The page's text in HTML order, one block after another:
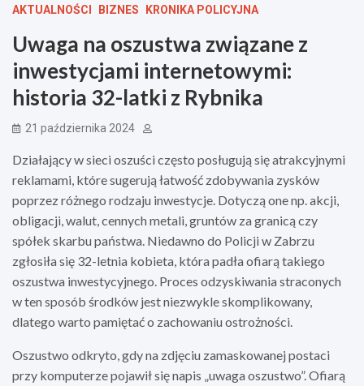
AKTUALNOŚCI BIZNES KRONIKA POLICYJNA
Uwaga na oszustwa związane z
inwestycjami internetowymi:
historia 32-latki z Rybnika
21 października 2024
Działający w sieci oszuści często posługują się atrakcyjnymi
reklamami, które sugerują łatwość zdobywania zysków
poprzez różnego rodzaju inwestycje. Dotyczą one np. akcji,
obligacji, walut, cennych metali, gruntów za granicą czy
spółek skarbu państwa. Niedawno do Policji w Zabrzu
zgłosiła się 32-letnia kobieta, która padła ofiarą takiego
oszustwa inwestycyjnego. Proces odzyskiwania straconych
w ten sposób środków jest niezwykle skomplikowany,
dlatego warto pamiętać o zachowaniu ostrożności.
Oszustwo odkryto, gdy na zdjęciu zamaskowanej postaci
przy komputerze pojawił się napis „uwaga oszustwo”. Ofiarą